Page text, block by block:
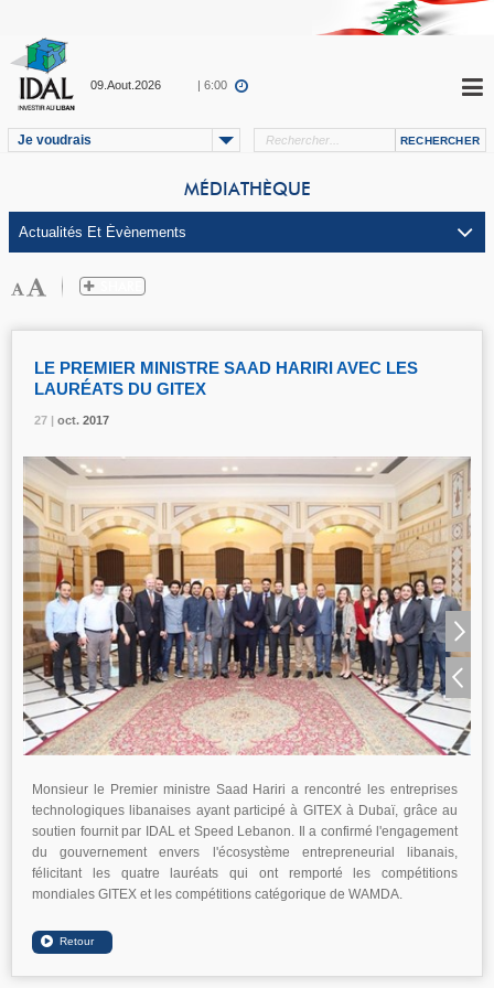
09.Aout.2026 | 6:00
Je voudrais
MÉDIATHÈQUE
27 | oct. 2017
LE PREMIER MINISTRE SAAD HARIRI AVEC LES
LAURÉATS DU GITEX
27 | oct. 2017
27 | oct. 2017
27 | oct. 2017
27 | oct. 2017
Monsieur le Premier ministre Saad Hariri a rencontré les entreprises
technologiques libanaises ayant participé à GITEX à Dubaï, grâce au
soutien fournit par IDAL et Speed Lebanon. Il a confirmé l'engagement
du gouvernement envers l'écosystème entrepreneurial libanais,
félicitant les quatre lauréats qui ont remporté les compétitions
mondiales GITEX et les compétitions catégorique de WAMDA.